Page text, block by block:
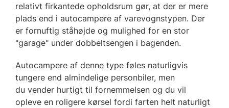
relativt firkantede opholdsrum gør, at der er mere
plads end i autocampere af varevognstypen. Der
er fornuftig ståhøjde og mulighed for en stor
"garage" under dobbeltsengen i bagenden.
Autocampere af denne type føles naturligvis
tungere end almindelige personbiler, men
du vender hurtigt til fornemmelsen og du vil
opleve en roligere kørsel fordi farten helt naturligt